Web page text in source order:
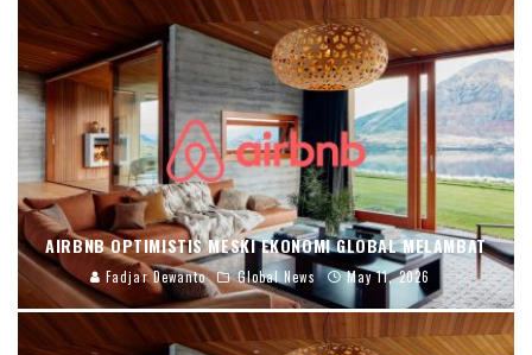
AIRBNB OPTIMISTIS MESKI EKONOMI GLOBAL MELAMBAT
Fadjar Dewanto Global News May 11, 2026